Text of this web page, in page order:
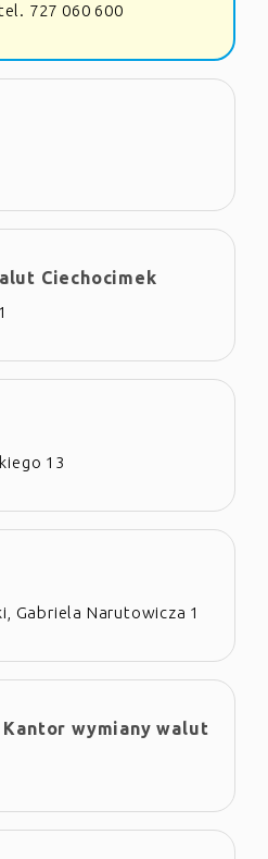
727 060 600
Ciechocimek
13
Gabriela Narutowicza 1
wymiany walut